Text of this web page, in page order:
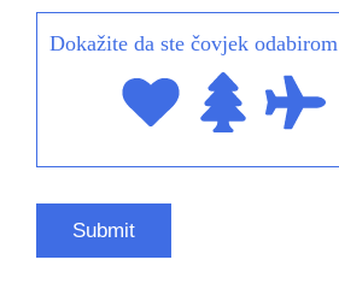
Dokažite da ste čovjek odabirom